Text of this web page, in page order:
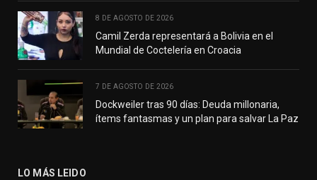
8 DE AGOSTO DE 2026
Camil Zerda representará a Bolivia en el
Mundial de Coctelería en Croacia
7 DE AGOSTO DE 2026
Dockweiler tras 90 días: Deuda millonaria,
ítems fantasmas y un plan para salvar La Paz
LO MÁS LEIDO